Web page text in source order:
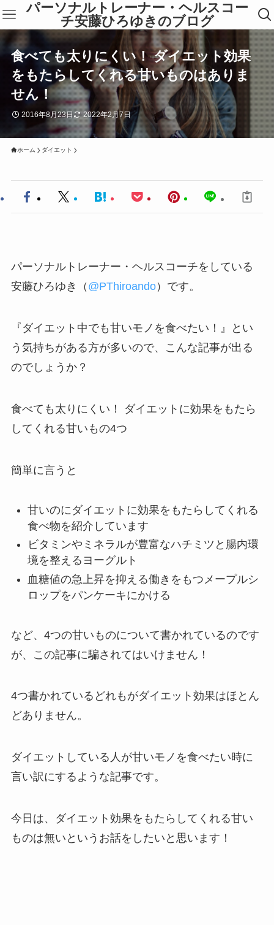
パーソナルトレーナー・ヘルスコー
チ安藤ひろゆきのブログ
食べても太りにくい！ ダイエット効果
をもたらしてくれる甘いものはありま
せん！
2016年8月23日 2022年2月7日
ホーム ダイエット
パーソナルトレーナー・ヘルスコーチをしている
安藤ひろゆき（ @PThiroando）です。
『ダイエット中でも甘いモノを食べたい！』とい
う気持ちがある方が多いので、こんな記事が出る
のでしょうか？
食べても太りにくい！ ダイエットに効果をもたら
してくれる甘いもの4つ
簡単に言うと
甘いのにダイエットに効果をもたらしてくれる
食べ物を紹介しています
ビタミンやミネラルが豊富なハチミツと腸内環
境を整えるヨーグルト
血糖値の急上昇を抑える働きをもつメープルシ
ロップをパンケーキにかける
など、4つの甘いものについて書かれているのです
が、この記事に騙されてはいけません！
4つ書かれているどれもがダイエット効果はほとん
どありません。
ダイエットしている人が甘いモノを食べたい時に
言い訳にするような記事です。
今日は、ダイエット効果をもたらしてくれる甘い
ものは無いというお話をしたいと思います！